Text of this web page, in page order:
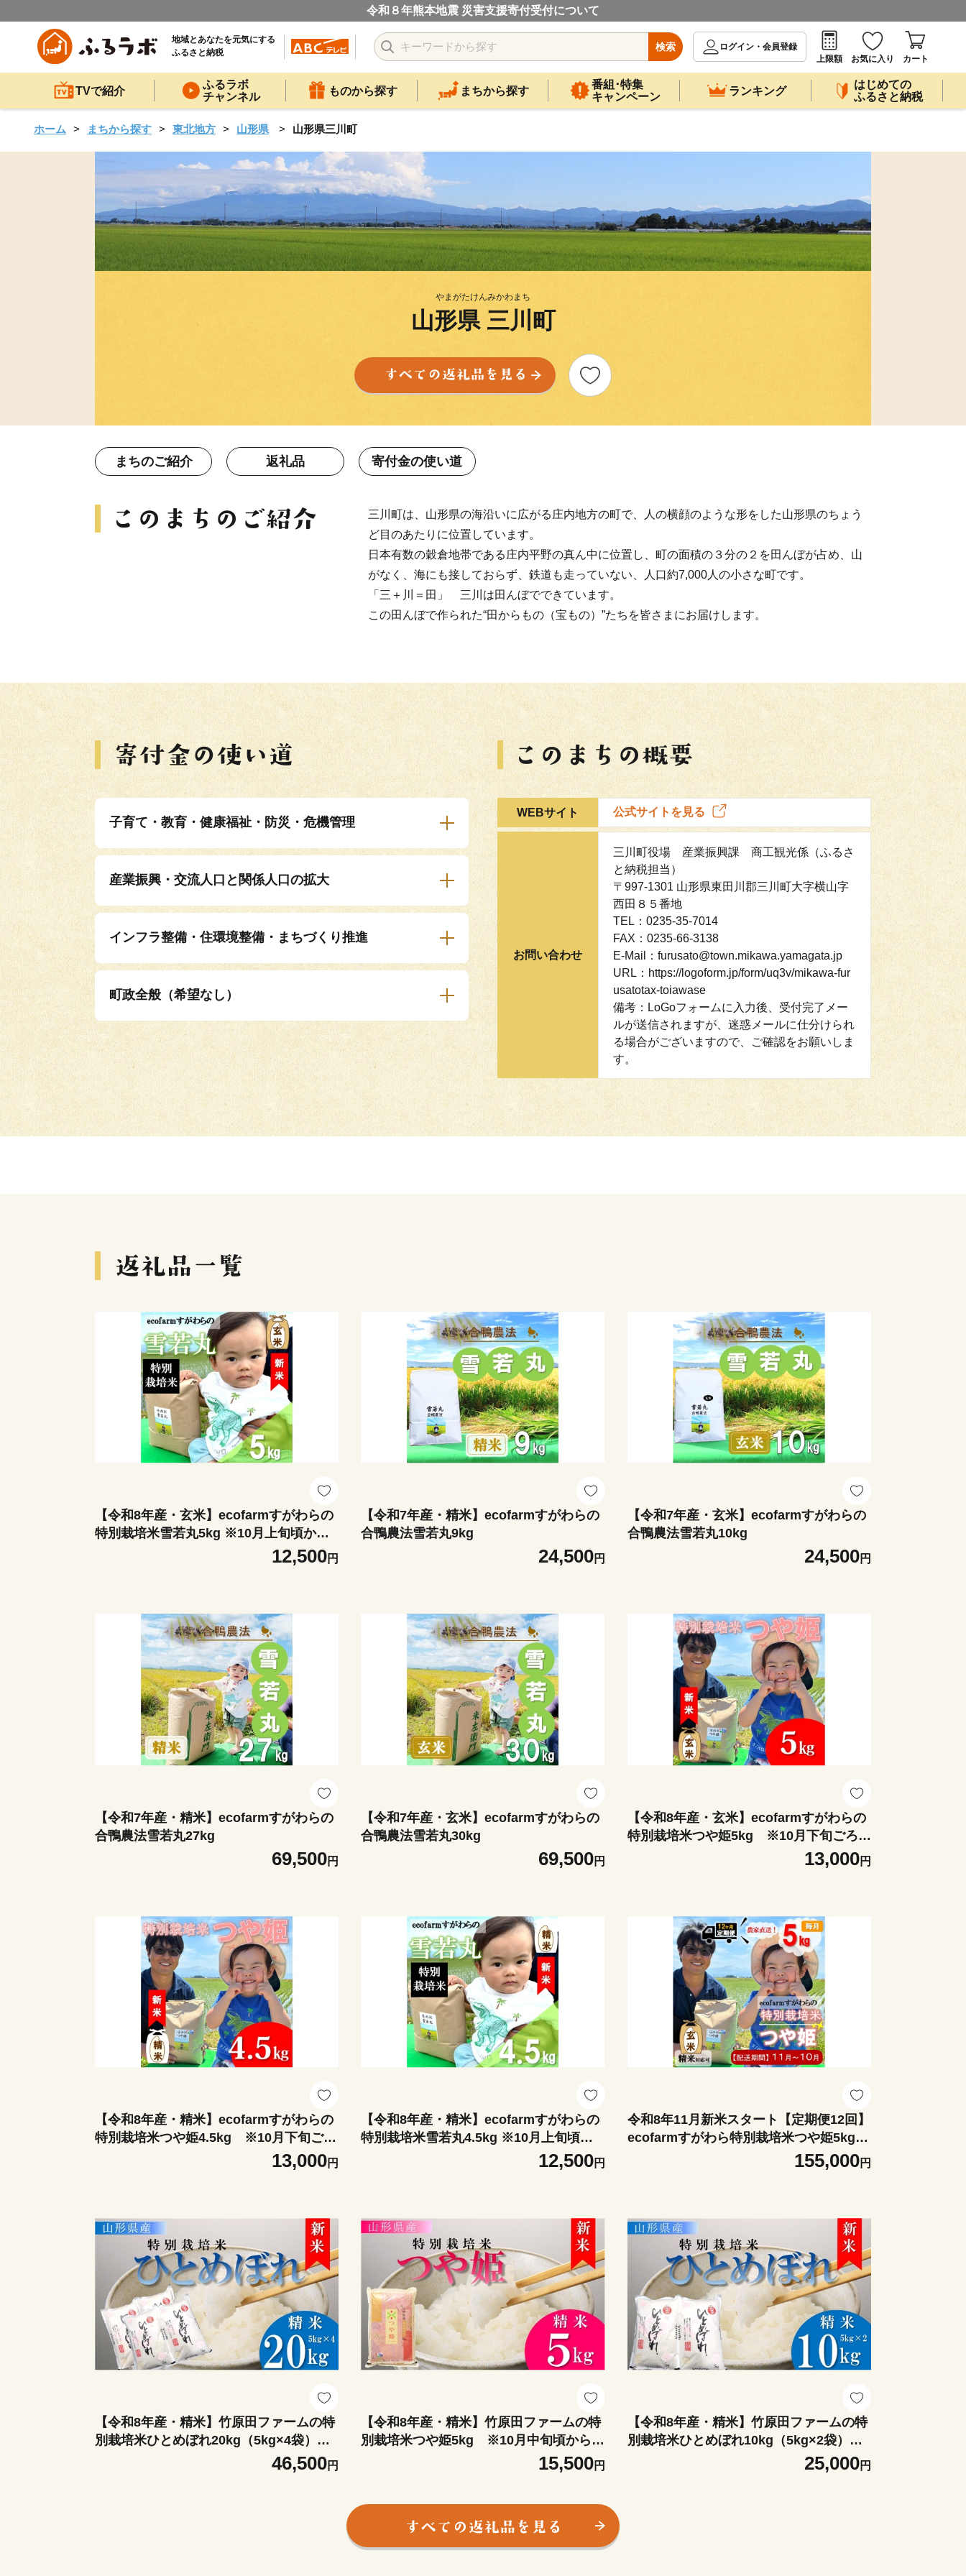
令和８年熊本地震 災害支援寄付受付について
地域とあなたを元気にする
ふるさと納税
検索
ログイン・会員登録
上限額
お気に入り カート
TVで紹介
ふるラボ
チャンネル
ものから探す まちから探す
番組･特集
キャンペーン
ランキング
はじめての
ふるさと納税
ホーム まちから探す 東北地方 山形県 山形県三川町
やまがたけんみかわまち
山形県 三川町
まちのご紹介 返礼品 寄付金の使い道
三川町は、山形県の海沿いに広がる庄内地方の町で、人の横顔のような形をした山形県のちょう
ど目のあたりに位置しています。
日本有数の穀倉地帯である庄内平野の真ん中に位置し、町の面積の３分の２を田んぼが占め、山
がなく、海にも接しておらず、鉄道も走っていない、人口約7,000人の小さな町です。
「三＋川＝田」 三川は田んぼでできています。
この田んぼで作られた“田からもの（宝もの）”たちを皆さまにお届けします。
子育て・教育・健康福祉・防災・危機管理
産業振興・交流人口と関係人口の拡大
インフラ整備・住環境整備・まちづくり推進
町政全般（希望なし）
WEBサイト 公式サイトを見る
お問い合わせ
三川町役場 産業振興課 商工観光係（ふるさ
と納税担当）
〒997-1301 山形県東田川郡三川町大字横山字
西田８５番地
TEL：0235-35-7014
FAX：0235-66-3138
E-Mail：furusato@town.mikawa.yamagata.jp
URL：https://logoform.jp/form/uq3v/mikawa-fur
usatotax-toiawase
備考：LoGoフォームに入力後、受付完了メー
ルが送信されますが、迷惑メールに仕分けられ
る場合がございますので、ご確認をお願いしま
す。
【令和8年産・玄米】ecofarmすがわらの
特別栽培米雪若丸5kg ※10月上旬頃から
12,500円
【令和7年産・精米】ecofarmすがわらの
合鴨農法雪若丸9kg
24,500円
【令和7年産・玄米】ecofarmすがわらの
合鴨農法雪若丸10kg
24,500円
【令和7年産・精米】ecofarmすがわらの
合鴨農法雪若丸27kg
69,500円
【令和7年産・玄米】ecofarmすがわらの
合鴨農法雪若丸30kg
69,500円
【令和8年産・玄米】ecofarmすがわらの
特別栽培米つや姫5kg ※10月下旬ごろか
13,000円
【令和8年産・精米】ecofarmすがわらの
特別栽培米つや姫4.5kg ※10月下旬ごろ
13,000円
【令和8年産・精米】ecofarmすがわらの
特別栽培米雪若丸4.5kg ※10月上旬頃か
12,500円
令和8年11月新米スタート【定期便12回】
ecofarmすがわら特別栽培米つや姫5kg×1
155,000円
【令和8年産・精米】竹原田ファームの特
別栽培米ひとめぼれ20kg（5kg×4袋）※1
46,500円
【令和8年産・精米】竹原田ファームの特
別栽培米つや姫5kg ※10月中旬頃から順
15,500円
【令和8年産・精米】竹原田ファームの特
別栽培米ひとめぼれ10kg（5kg×2袋）※1
25,000円